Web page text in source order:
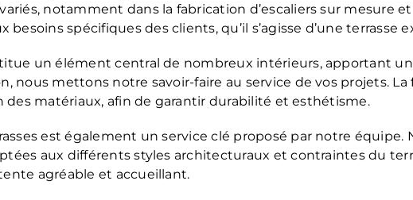
notamment dans la fabrication d’escaliers sur mesure
besoins spécifiques des clients, qu’il s’agisse d’une
un élément central de nombreux intérieurs, apportant
nous mettons notre savoir-faire au service de vos projets.
des matériaux, afin de garantir durabilité et esthétisme.
est également un service clé proposé par notre
aux différents styles architecturaux et contraintes du
agréable et accueillant.